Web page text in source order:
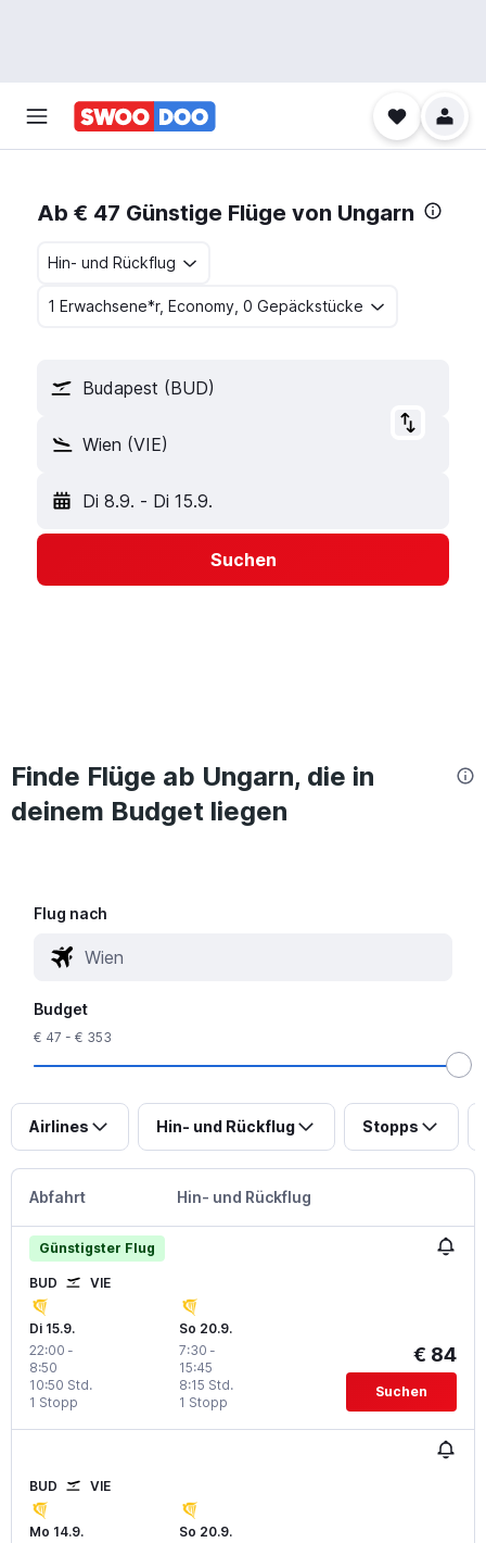
Ab € 47 Günstige Flüge von Ungarn
Hin- und Rückflug
1 Erwachsene*r, Economy, 0 Gepäckstücke
Budapest (BUD)
Wien (VIE)
Di 8.9. - Di 15.9.
Suchen
Finde Flüge ab Ungarn, die in
deinem Budget liegen
Flug nach
Budget
€ 47 - € 353
Airlines Hin- und Rückflug Stopps
Abfahrt Hin- und Rückflug
Günstigster Flug
BUD VIE
Di 15.9.
22:00 -
8:50
1 Stopp
10:50 Std.
So 20.9.
7:30 -
15:45
1 Stopp
8:15 Std.
€ 84
Suchen
BUD VIE
Mo 14.9.
So 20.9.